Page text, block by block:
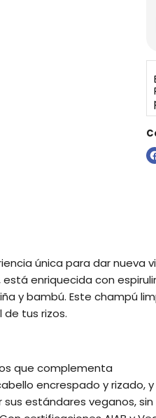
única para dar nueva
enriquecida con
y bambú. Este champú
tus rizos.
que complementa
encrespado y rizado, y
estándares veganos, sin